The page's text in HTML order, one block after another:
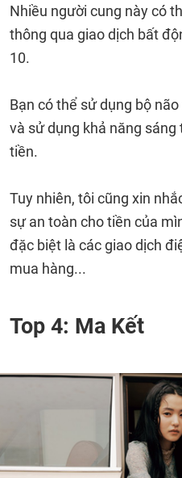
Nhiều người cung này có
thông qua giao dịch bất
10.
Bạn có thể sử dụng bộ
và sử dụng khả năng
tiền.
Tuy nhiên, tôi cũng xin
sự an toàn cho tiền của
đặc biệt là các giao dịch
mua hàng...
Top 4: Ma Kết